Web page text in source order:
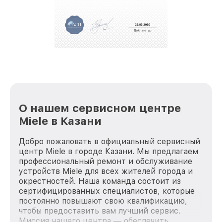
репутацию. Мы постоянно совершенствуемся и
стараемся каждый день делать наш сервис еще
О нашем сервисном центре
Miele в Казани
Добро пожаловать в официальный сервисный
центр Miele в городе Казани. Мы предлагаем
профессиональный ремонт и обслуживание
устройств Miele для всех жителей города и
окрестностей. Наша команда состоит из
сертифицированных специалистов, которые
постоянно повышают свою квалификацию,
чтобы предоставить вам лучший сервис.